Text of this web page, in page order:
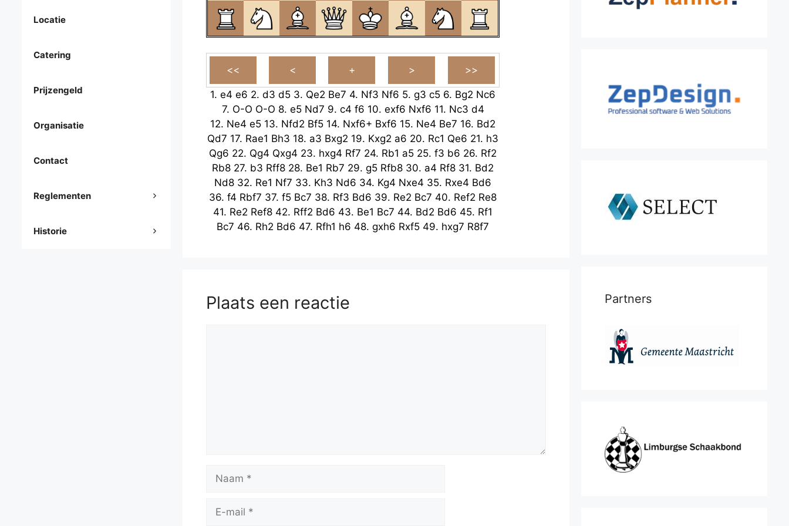
1. e4 e6 2. d3 d5 3. Qe2 Be7 4. Nf3 Nf6 5. g3 c5 6. Bg2 Nc6
7. O-O O-O 8. e5 Nd7 9. c4 f6 10. exf6 Nxf6 11. Nc3 d4
12. Ne4 e5 13. Nfd2 Bf5 14. Nxf6+ Bxf6 15. Ne4 Be7 16. Bd2
Qd7 17. Rae1 Bh3 18. a3 Bxg2 19. Kxg2 a6 20. Rc1 Qe6 21. h3
Qg6 22. Qg4 Qxg4 23. hxg4 Rf7 24. Rb1 a5 25. f3 b6 26. Rf2
Rb8 27. b3 Rff8 28. Be1 Rb7 29. g5 Rfb8 30. a4 Rf8 31. Bd2
Nd8 32. Re1 Nf7 33. Kh3 Nd6 34. Kg4 Nxe4 35. Rxe4 Bd6
36. f4 Rbf7 37. f5 Bc7 38. Rf3 Bd6 39. Re2 Bc7 40. Ref2 Re8
41. Re2 Ref8 42. Rff2 Bd6 43. Be1 Bc7 44. Bd2 Bd6 45. Rf1
Bc7 46. Rh2 Bd6 47. Rfh1 h6 48. gxh6 Rxf5 49. hxg7 R8f7
Plaats een reactie
mail
Locatie
Catering
Prijzengeld
Organisatie
Contact
Reglementen
Historie
Partners